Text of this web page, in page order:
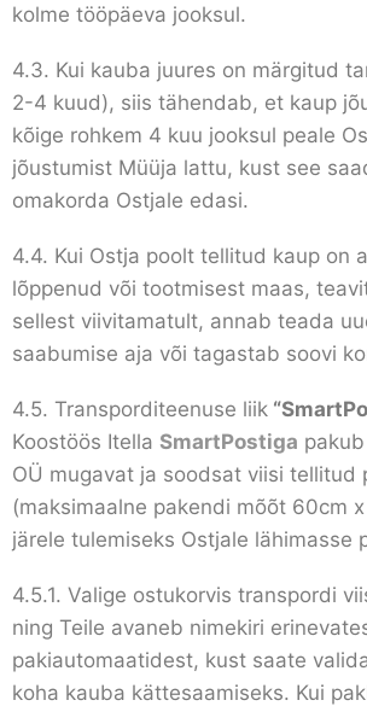
kolme tööpäeva jooksul.
4.3. Kui kauba juures on märgitud
2-4 kuud), siis tähendab, et kaup
kõige rohkem 4 kuu jooksul peale
jõustumist Müüja lattu, kust see
omakorda Ostjale edasi.
4.4. Kui Ostja poolt tellitud kaup on
lõppenud või tootmisest maas,
sellest viivitamatult, annab teada
saabumise aja või tagastab soovi
4.5. Transporditeenuse liik
Koostöös Itella SmartPostiga
OÜ mugavat ja soodsat viisi tellitud
(maksimaalne pakendi mõõt 60cm
järele tulemiseks Ostjale lähimasse
4.5.1. Valige ostukorvis transpordi
ning Teile avaneb nimekiri
pakiautomaatidest, kust saate
koha kauba kättesaamiseks. Kui